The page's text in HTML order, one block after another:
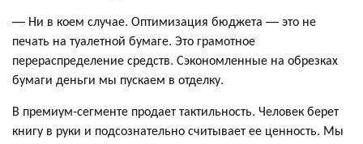
— Ни в коем случае. Оптимизация бюджета — это не
печать на туалетной бумаге. Это грамотное
перераспределение средств. Сэкономленные на обрезках
бумаги деньги мы пускаем в отделку.
В премиум-сегменте продает тактильность. Человек берет
книгу в руки и подсознательно считывает ее ценность. Мы